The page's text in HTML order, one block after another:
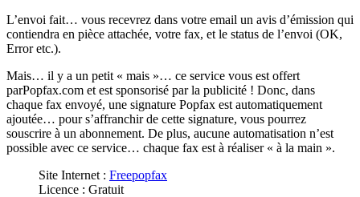
L’envoi fait… vous recevrez dans votre email un avis d’émission qui
contiendra en pièce attachée, votre fax, et le status de l’envoi (OK,
Error etc.).
Mais… il y a un petit « mais »… ce service vous est offert
parPopfax.com et est sponsorisé par la publicité ! Donc, dans
chaque fax envoyé, une signature Popfax est automatiquement
ajoutée… pour s’affranchir de cette signature, vous pourrez
souscrire à un abonnement. De plus, aucune automatisation n’est
possible avec ce service… chaque fax est à réaliser « à la main ».
Site Internet : Freepopfax
Licence : Gratuit